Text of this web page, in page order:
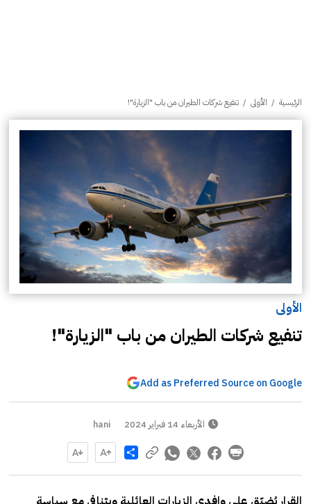
الرئيسية / الأولى / تنفيع شركات الطيران من باب "الزيارة"!
الأولى
تنفيع شركات الطيران من باب "الزيارة"!
Add as Preferred Source on Google
الأربعاء 14 فبراير 2024 hani
Share